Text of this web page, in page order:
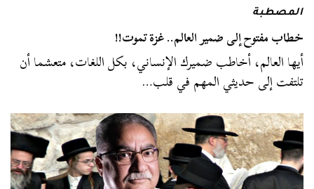
المصطبة
خطاب مفتوح إلى ضمير العالم.. غزة تموت!!
أيها العالم، أخاطب ضميرك الإنساني، بكل اللغات، متعشما أن
تلتفت إلى حديثي المهم في قلب…